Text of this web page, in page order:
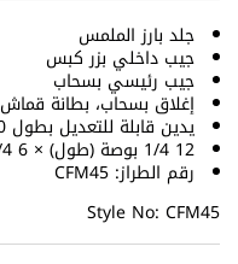
جلد بارز الملمس
جيب داخلي بزر كبس
جيب رئيسي بسحاب
إغلاق بسحاب، بطانة قماش
يدين قابلة للتعديل بطول 10 1/4 بوصة
12 1/4 بوصة (طول) × 6 1/4 بوصة (ارتفاع) × 4 3/4 بوصة (عرض)
رقم الطراز: CFM45
Style No: CFM45